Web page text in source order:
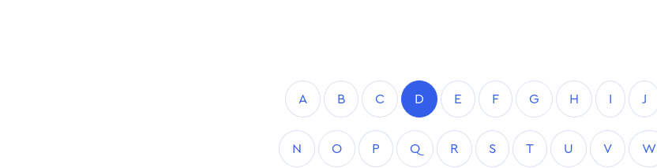
A B C D E F G H I J
N O P Q R S T U V W